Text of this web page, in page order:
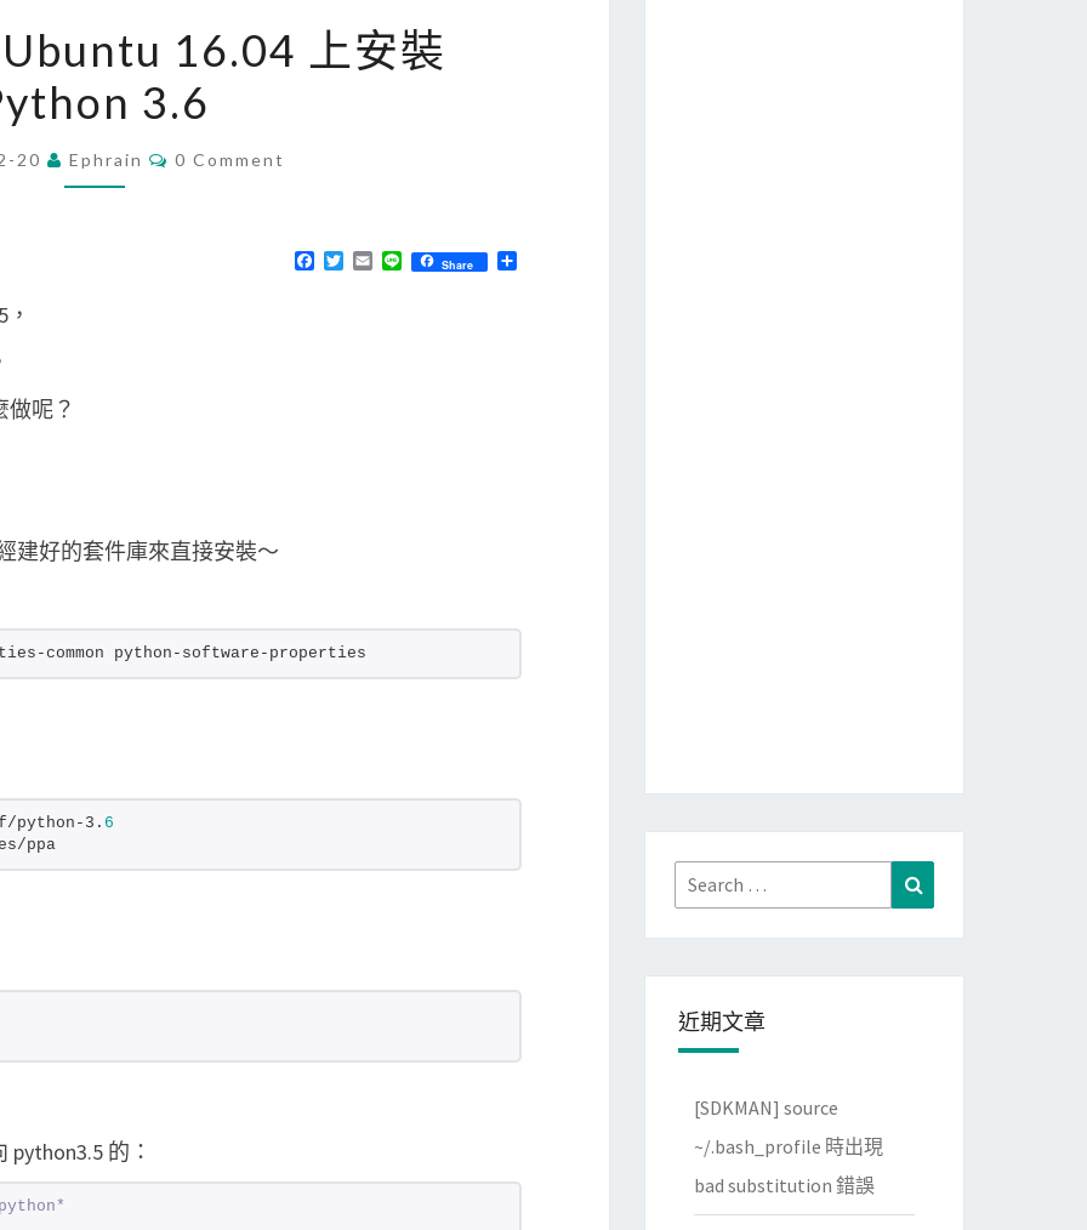
U
b
u
n
1
.
0
裝
6
16.04 上安裝
3.6
20 Ephrain
C
0 Comment
F
T
E
L
Share
分
做呢？
建好的套件庫來直接安裝～
common python-software-properties
python-3. 6
ppa
的：
Search
for:
近期文章
[SDKMAN] source
~/.bash_profile 時出現
bad substitution 錯誤